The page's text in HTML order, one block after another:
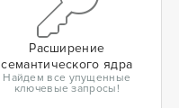
Расширение
семантического ядра
Найдем все упущенные
ключевые запросы!